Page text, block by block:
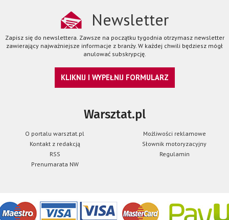
Newsletter
Zapisz się do newslettera. Zawsze na początku tygodnia otrzymasz newsletter
zawierający najważniejsze informacje z branży. W każdej chwili będziesz mógł
anulować subskrypcję.
KLIKNIJ I WYPEŁNIJ FORMULARZ
Warsztat.pl
O portalu warsztat.pl
Możliwości reklamowe
Kontakt z redakcją
Słownik motoryzacyjny
RSS
Regulamin
Prenumarata NW